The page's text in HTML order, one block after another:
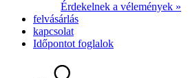
Érdekelnek a vélemények »
felvásárlás
kapcsolat
Időpontot foglalok